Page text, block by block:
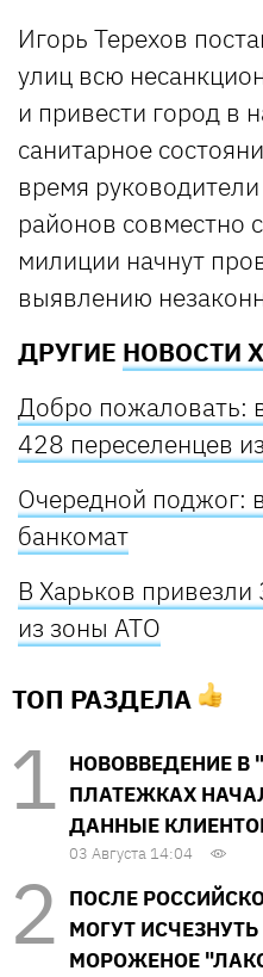
Игорь Терехов
улиц всю
и привести город в
санитарное
время
районов совместно
милиции начнут
выявлению
ДРУГИЕ НОВОСТИ
Добро пожаловать:
428 переселенцев
Очередной поджог:
банкомат
В Харьков
из зоны АТО
ТОП РАЗДЕЛА
НОВОВВЕДЕНИЕ В
ПЛАТЕЖКАХ
ДАННЫЕ
03 Августа 14:04
ПОСЛЕ
МОГУТ
МОРОЖЕНОЕ